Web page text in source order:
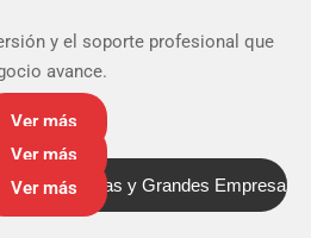
y el soporte profesional que
avance.
Medianas y Grandes Empresas
Ver más
Ver más
Ver más